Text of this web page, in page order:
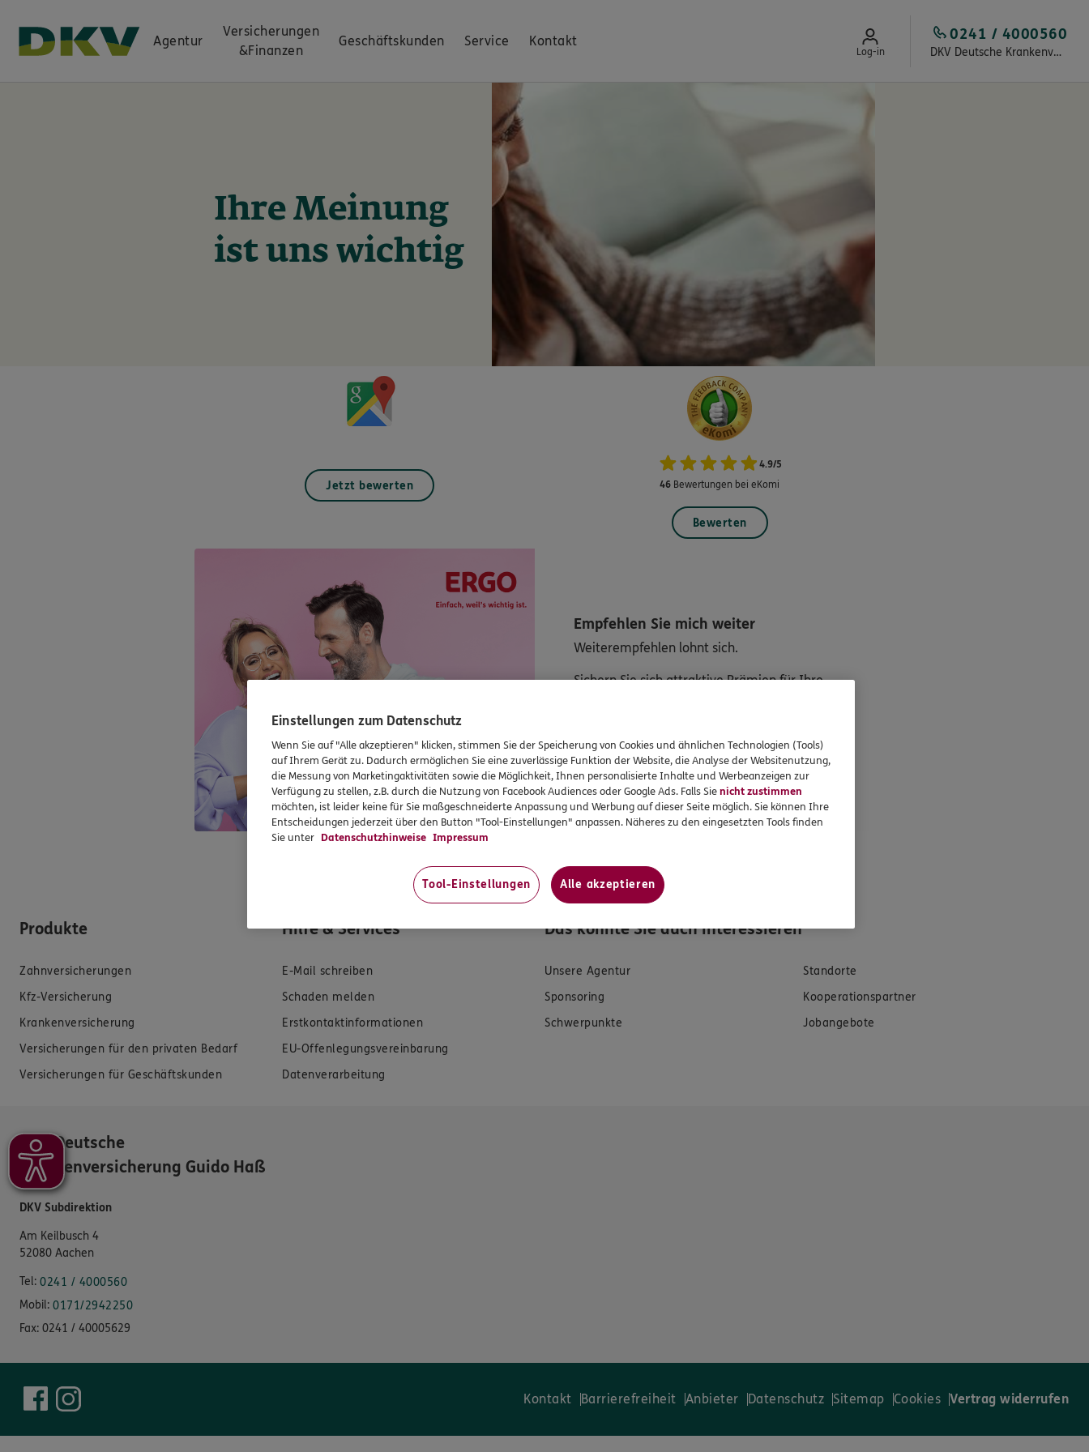
Agentur
Versicherungen
&Finanzen
Geschäftskunden Service Kontakt
Log-in DKV Deutsche Krankenversicherung Guido Haß
0241 / 4000560
Ihre Meinung
Jetzt bewerten
4.9/5
46 Bewertungen bei eKomi
Bewerten
Empfehlen Sie mich weiter
Weiterempfehlen lohnt sich.
Sichern Sie sich attraktive Prämien für Ihre
Jetzt empfehlen
Produkte
Zahnversicherungen
Kfz-Versicherung
Krankenversicherung
Versicherungen für den privaten Bedarf
Versicherungen für Geschäftskunden
Hilfe & Services
E-Mail schreiben
Schaden melden
Erstkontaktinformationen
EU-Offenlegungsvereinbarung
Datenverarbeitung
Das könnte Sie auch interessieren
Unsere Agentur
Standorte
Sponsoring
Kooperationspartner
Schwerpunkte
Jobangebote
DKV Deutsche
Krankenversicherung Guido Haß
DKV Subdirektion
Am Keilbusch 4
52080 Aachen
Tel: 0241 / 4000560
Mobil: 0171/2942250
Fax: 0241 / 40005629
Kontakt Barrierefreiheit Anbieter Datenschutz Sitemap Cookies Vertrag widerrufen
Einstellungen zum Datenschutz
Wenn Sie auf "Alle akzeptieren" klicken, stimmen Sie der Speicherung von Cookies und ähnlichen Technologien (Tools)
auf Ihrem Gerät zu. Dadurch ermöglichen Sie eine zuverlässige Funktion der Website, die Analyse der Websitenutzung,
die Messung von Marketingaktivitäten sowie die Möglichkeit, Ihnen personalisierte Inhalte und Werbeanzeigen zur
Verfügung zu stellen, z.B. durch die Nutzung von Facebook Audiences oder Google Ads. Falls Sienicht zustimmen
möchten, ist leider keine für Sie maßgeschneiderte Anpassung und Werbung auf dieser Seite möglich. Sie können Ihre
Entscheidungen jederzeit über den Button "Tool-Einstellungen" anpassen. Näheres zu den eingesetzten Tools finden
Sie unter Datenschutzhinweise Impressum
Tool-Einstellungen Alle akzeptieren